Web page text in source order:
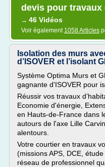
devis pour
→ 46 Vidéos
Voir également 1058 Articles
Isolation des murs
d’ISOVER et l’isolant
Système Optima Murs et
gagnante d'ISOVER pour
Réussir vos travaux
Economie d'énergie,
en Hauts-de-France dans
autours de l'axe Lille
alentours.
Votre courtier en travaux
(missions APS, DCE,
réseau de professionnel